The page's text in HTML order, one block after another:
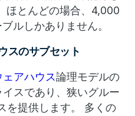
ほとんどの場合、4,000
ルしかありません。
スのサブセット
アハウス論理モデルの
スであり、狭いグルー
を提供します。 多くの